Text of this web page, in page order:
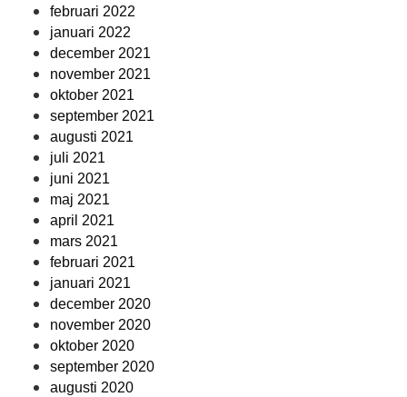
februari 2022
januari 2022
december 2021
november 2021
oktober 2021
september 2021
augusti 2021
juli 2021
juni 2021
maj 2021
april 2021
mars 2021
februari 2021
januari 2021
december 2020
november 2020
oktober 2020
september 2020
augusti 2020